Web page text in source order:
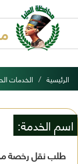
الرئيسية الخدمات
اسم الخدمة:
طلب نقل رخصة